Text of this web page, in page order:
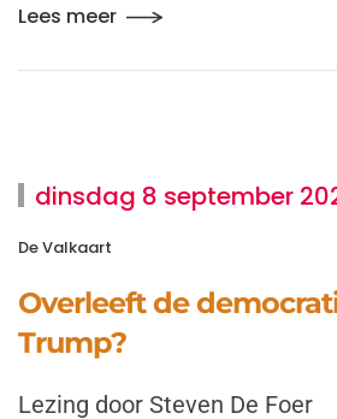
Lees meer
dinsdag 8 september
De Valkaart
Overleeft de
Trump?
Lezing door Steven De Foer